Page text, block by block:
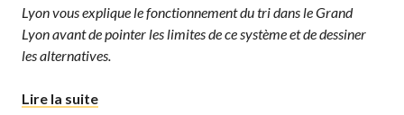
Lyon vous explique le fonctionnement du tri dans le Grand
Lyon avant de pointer les limites de ce système et de dessiner
les alternatives.
Lire la suite« Au détriment du tri »